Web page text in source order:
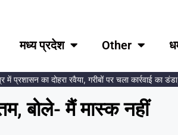
मध्य प्रदेश Other
का दोहरा रवैया, गरीबों पर चला कार्रवाई का डंडा,
बोले- मैं मास्क नहीं